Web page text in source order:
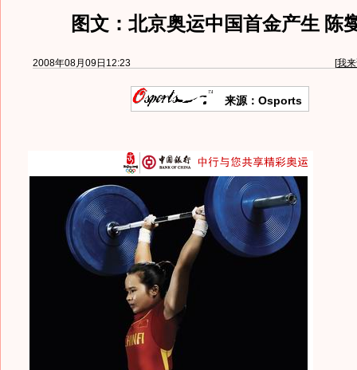
图文：北京奥运中国首金产生 陈
2008年08月09日12:23 [我
来源：Osports